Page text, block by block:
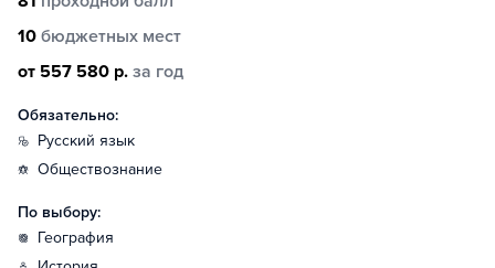
10 бюджетных мест
от 557 580 р. за год
Обязательно:
русский язык
обществознание
По выбору:
география